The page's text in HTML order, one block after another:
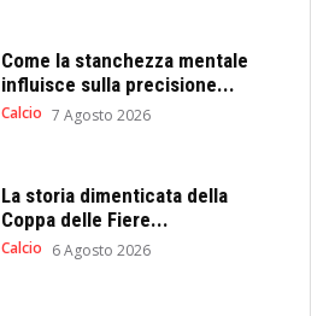
Come la stanchezza mentale
influisce sulla precisione...
Calcio 7 Agosto 2026
La storia dimenticata della
Coppa delle Fiere...
Calcio 6 Agosto 2026